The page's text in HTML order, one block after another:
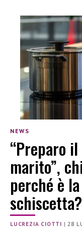
NEWS
“Preparo
marito”,
perché è
schiscetta?
LUCREZIA CIOTTI |28